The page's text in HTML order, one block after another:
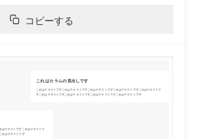
コピーする